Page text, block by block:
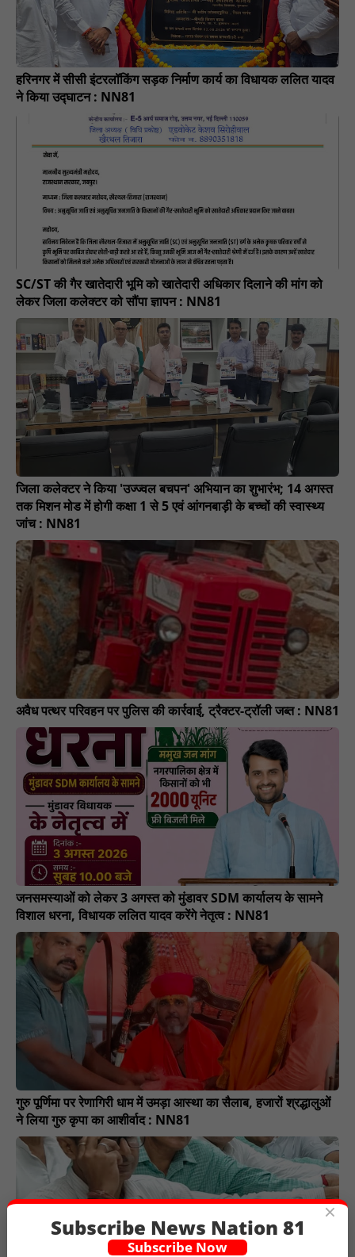
हरिनगर में सीसी इंटरलॉकिंग सड़क निर्माण कार्य का विधायक ललित यादव
ने किया उद्घाटन : NN81
SC/ST की गैर खातेदारी भूमि को खातेदारी अधिकार दिलाने की मांग को
लेकर जिला कलेक्टर को सौंपा ज्ञापन : NN81
जिला कलेक्टर ने किया 'उज्ज्वल बचपन' अभियान का शुभारंभ; 14 अगस्त
तक मिशन मोड में होगी कक्षा 1 से 5 एवं आंगनबाड़ी के बच्चों की स्वास्थ्य
जांच : NN81
अवैध पत्थर परिवहन पर पुलिस की कार्रवाई, ट्रैक्टर-ट्रॉली जब्त : NN81
जनसमस्याओं को लेकर 3 अगस्त को मुंडावर SDM कार्यालय के सामने
विशाल धरना, विधायक ललित यादव करेंगे नेतृत्व : NN81
गुरु पूर्णिमा पर रेणागिरी धाम में उमड़ा आस्था का सैलाब, हजारों श्रद्धालुओं
ने लिया गुरु कृपा का आशीर्वाद : NN81
×
Subscribe News Nation 81
Subscribe Now